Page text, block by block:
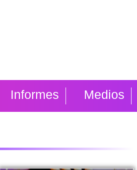
Informes Medios